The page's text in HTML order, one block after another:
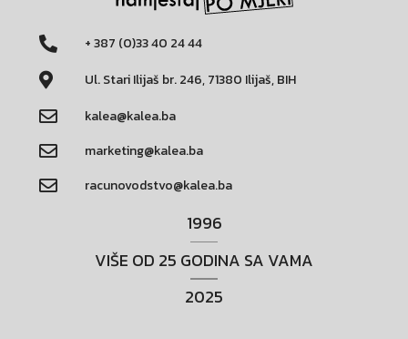
+ 387 (0)33 40 24 44
Ul. Stari Ilijaš br. 246, 71380 Ilijaš, BIH
kalea@kalea.ba
marketing@kalea.ba
racunovodstvo@kalea.ba
1996
VIŠE OD 25 GODINA SA VAMA
2025